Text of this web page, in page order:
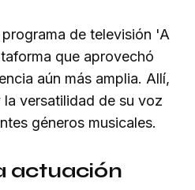
de televisión 'A
que aprovechó
aún más amplia. Allí,
versatilidad de su voz
géneros musicales.
actuación